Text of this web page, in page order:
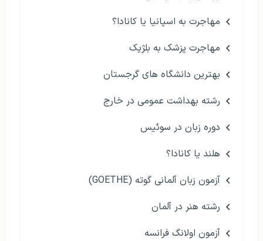
مهاجرت به اسپانیا یا کانادا؟
مهاجرت پزشک به بلژیک
بهترین دانشگاه های گرجستان
رشته بهداشت عمومی در خارج
دوره زبان در سوئیس
هلند یا کانادا؟
آزمون زبان آلمانی گوته (GOETHE)
رشته هنر در آلمان
آزمون اولانگ فرانسه